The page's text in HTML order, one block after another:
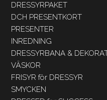
DRESSYRPAKET
DCH PRESENTKORT
PRESENTER
INREDNING
DRESSYRBANA &
VÄSKOR
FRISYR för DRESSYR
SMYCKEN